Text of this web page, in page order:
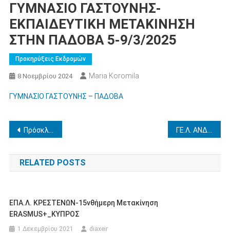
ΓΥΜΝΑΣΙΟ ΓΑΣΤΟΥΝΗΣ-
ΕΚΠΑΙΔΕΥΤΙΚΗ ΜΕΤΑΚΙΝΗΣΗ
ΣΤΗΝ ΠΑΔΟΒΑ 5-9/3/2025
Προκηρύξεις Εκδρομών
8 Νοεμβρίου 2024 Maria Koromila
ΓΥΜΝΑΣΙΟ ΓΑΣΤΟΥΝΗΣ – ΠΑΔΟΒΑ
Πλοήγηση
άρθρων
Πρόσκληση Ενδιαφέροντος για την πλήρωση κενής θέσης Υποδιευθυντή/ντριας Σχολικής Μονάδας της Διεύθυνσης Δευτεροβάθμιας Εκπαίδευσης Ηλείας
RELATED POSTS
ΕΠΑ.Λ. ΚΡΕΣΤΕΝΩΝ-15νθήμερη Μετακίνηση
ERASMUS+_ΚΥΠΡΟΣ
1 Δεκεμβρίου 2021 diaxeir